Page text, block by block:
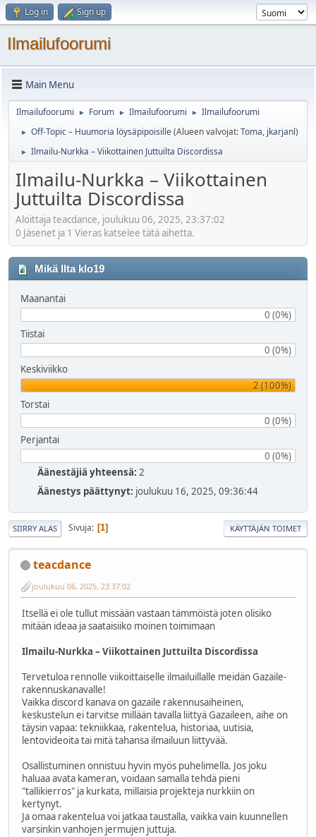
Log in Sign up
Ilmailufoorumi
Main Menu
Ilmailufoorumi ► Forum ► Ilmailufoorumi ► Ilmailufoorumi
► Off-Topic – Huumoria löysäpipoisille(Alueen valvojat:Toma, jkarjanl)
► Ilmailu-Nurkka – Viikottainen Juttuilta Discordissa
Ilmailu-Nurkka – Viikottainen
Juttuilta Discordissa
Aloittaja teacdance, joulukuu 06, 2025, 23:37:02
0 Jäsenet ja 1 Vieras katselee tätä aihetta.
Mikä Ilta klo19
Maanantai
0 (0%)
Tiistai
0 (0%)
Keskiviikko
2 (100%)
Torstai
0 (0%)
Perjantai
0 (0%)
Äänestäjiä yhteensä: 2
Äänestys päättynyt: joulukuu 16, 2025, 09:36:44
SIIRRY ALAS Sivuja 1 KÄYTTÄJÄN TOIMET
teacdance
joulukuu 06, 2025, 23:37:02
Itsellä ei ole tullut missään vastaan tämmöistä joten olisiko
mitään ideaa ja saataisiiko moinen toimimaan
Ilmailu-Nurkka – Viikottainen Juttuilta Discordissa
Tervetuloa rennolle viikoittaiselle ilmailuillalle meidän Gazaile-
rakennuskanavalle!
Vaikka discord kanava on gazaile rakennusaiheinen,
keskustelun ei tarvitse millään tavalla liittyä Gazaileen, aihe on
täysin vapaa: tekniikkaa, rakentelua, historiaa, uutisia,
lentovideoita tai mitä tahansa ilmailuun liittyvää.
Osallistuminen onnistuu hyvin myös puhelimella. Jos joku
haluaa avata kameran, voidaan samalla tehdä pieni
"tallikierros" ja kurkata, millaisia projekteja nurkkiin on
kertynyt.
Ja omaa rakentelua voi jatkaa taustalla, vaikka vain kuunnellen
varsinkin vanhojen jermujen juttuja.